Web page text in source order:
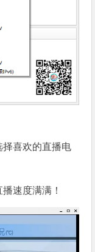
喜欢的直播电
速度满满！